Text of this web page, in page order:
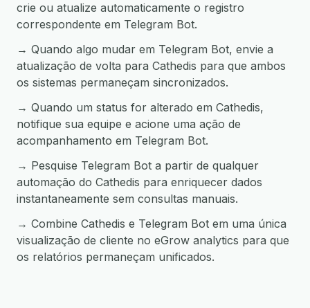
crie ou atualize automaticamente o registro
correspondente em Telegram Bot.
→ Quando algo mudar em Telegram Bot, envie a
atualização de volta para Cathedis para que ambos
os sistemas permaneçam sincronizados.
→ Quando um status for alterado em Cathedis,
notifique sua equipe e acione uma ação de
acompanhamento em Telegram Bot.
→ Pesquise Telegram Bot a partir de qualquer
automação do Cathedis para enriquecer dados
instantaneamente sem consultas manuais.
→ Combine Cathedis e Telegram Bot em uma única
visualização de cliente no eGrow analytics para que
os relatórios permaneçam unificados.